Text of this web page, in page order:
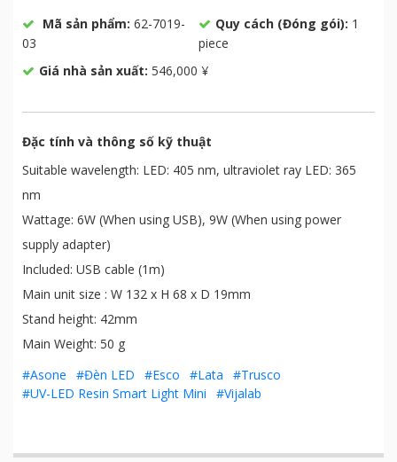
Mã sản phẩm: 62-7019-
03
Quy cách (Đóng gói): 1
piece
Giá nhà sản xuất: 546,000 ¥
Đặc tính và thông số kỹ thuật
Suitable wavelength: LED: 405 nm, ultraviolet ray LED: 365
nm
Wattage: 6W (When using USB), 9W (When using power
supply adapter)
Included: USB cable (1m)
Main unit size : W 132 x H 68 x D 19mm
Stand height: 42mm
Main Weight: 50 g
#Asone
#Đèn LED #Esco #Lata
#Trusco
#UV-LED Resin Smart Light Mini
#Vijalab